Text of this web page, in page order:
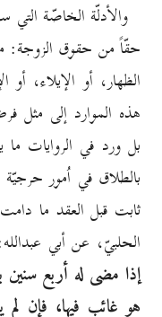
والأدلّة الخاصّة
حقّاً من حقوق الزوجة:
الظهار، أو الإيلاء،
هذه الموارد إلى مثل
بل ورد في الروايات
بالطلاق في اُمور
ثابت قبل العقد ما
الحلبيّ، عن أبي
إذا مضى له أربع سنين
هو غائب فيها، فإن لم